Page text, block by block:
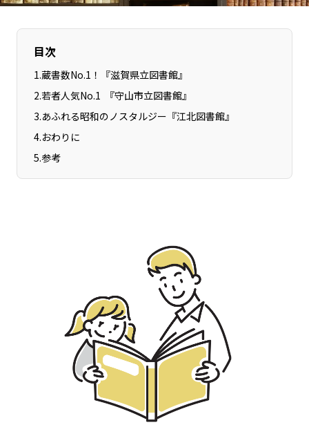
奈良エリア
和歌山エリア
鳥取エリア
島根エリア
岡山エリア
山口エリア
徳島エリア
香川エリア
愛媛エリア
高知エリア
福岡エリア
佐賀エリア
熊本エリア
宮崎エリア
鹿児島エリア
地域を代表する 企業100選
プレスリリース
行政連携記事
MILCプロジェクト
選出企業特別対談
SDGsの先駆者
ニッポンの百選大全集
目次
1.蔵書数No.1！『滋賀県立図書館』
2.若者人気No.1 『守山市立図書館』
3.あふれる昭和のノスタルジー『江北図書館』
4.おわりに
5.参考